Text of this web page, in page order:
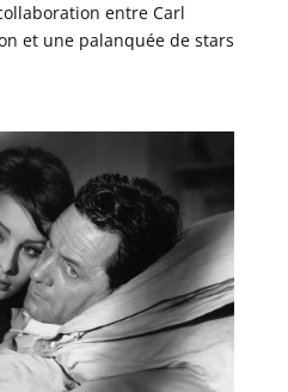
entre Carl
et une palanquée de stars